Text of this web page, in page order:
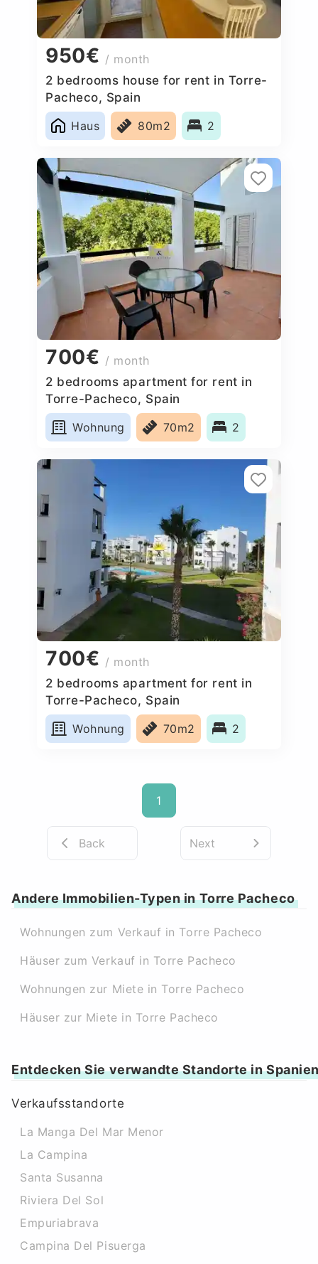
950€ / month
2 bedrooms house for rent in Torre-
Pacheco, Spain
Haus
80m2 2
700€ / month
2 bedrooms apartment for rent in
Torre-Pacheco, Spain
Wohnung
70m2 2
700€ / month
2 bedrooms apartment for rent in
Torre-Pacheco, Spain
Wohnung
70m2 2
1
Back Next
Andere Immobilien-Typen in Torre Pacheco
Wohnungen zum Verkauf in Torre Pacheco
Häuser zum Verkauf in Torre Pacheco
Wohnungen zur Miete in Torre Pacheco
Häuser zur Miete in Torre Pacheco
Entdecken Sie verwandte Standorte in
Verkaufsstandorte
La Manga Del Mar Menor
La Campina
Santa Susanna
Riviera Del Sol
Empuriabrava
Campina Del Pisuerga